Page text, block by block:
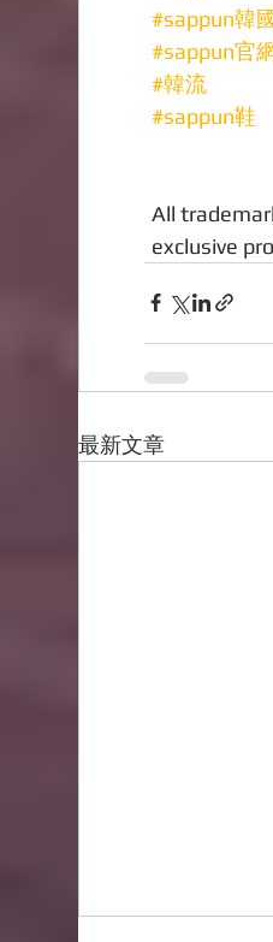
#sappun韓
#sappun官
#韓流
#sappun鞋
All
exclusive
最新文章